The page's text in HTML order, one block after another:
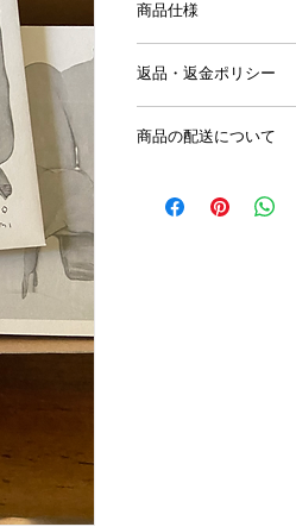
商品仕様
しっかりとしたコッ
筒。
カラーは、外側がホ
す。（羽車封筒）
返品・返金ポリシー
基本的には、交換で
す。返金の手数料に
なりますのでご注意
商品の配送について
12/3頃から一斉に発